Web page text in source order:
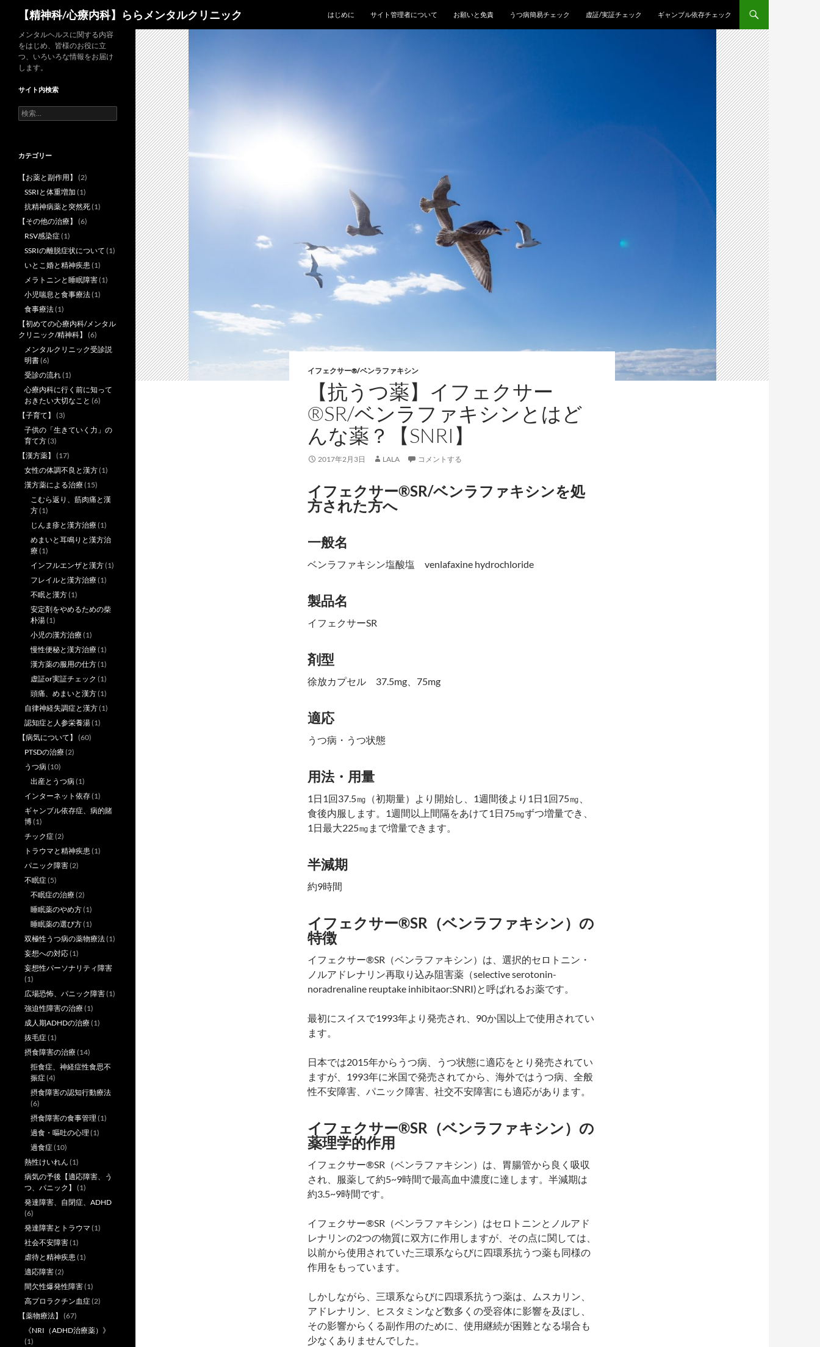
【精神科/心療内科】ららメンタルクリニック はじめに サイト管理者について お願いと免責 うつ病簡易チェック 虚証/実証チェック ギャンブル依存チェック
イフェクサー®/ベンラファキシン
【抗うつ薬】イフェクサー
®SR/ベンラファキシンとはど
んな薬？【SNRI】
2017年2月3日 LALA コメントする
イフェクサー®SR/ベンラファキシンを処
方された方へ
一般名
ベンラファキシン塩酸塩 venlafaxine hydrochloride
製品名
イフェクサーSR
剤型
徐放カプセル 37.5mg、75mg
適応
うつ病・うつ状態
用法・用量
1日1回37.5㎎（初期量）より開始し、1週間後より1日1回75㎎、
食後内服します。1週間以上間隔をあけて1日75㎎ずつ増量でき、
1日最大225㎎まで増量できます。
半減期
約9時間
イフェクサー®SR（ベンラファキシン）の
特徴
イフェクサー®SR（ベンラファキシン）は、選択的セロトニン・
ノルアドレナリン再取り込み阻害薬（selective serotonin-
noradrenaline reuptake inhibitaor:SNRI)と呼ばれるお薬です。
最初にスイスで1993年より発売され、90か国以上で使用されてい
ます。
日本では2015年からうつ病、うつ状態に適応をとり発売されてい
ますが、1993年に米国で発売されてから、海外ではうつ病、全般
性不安障害、パニック障害、社交不安障害にも適応があります。
イフェクサー®SR（ベンラファキシン）の
薬理学的作用
イフェクサー®SR（ベンラファキシン）は、胃腸管から良く吸収
され、服薬して約5~9時間で最高血中濃度に達します。半減期は
約3.5~9時間です。
イフェクサー®SR（ベンラファキシン）はセロトニンとノルアド
レナリンの2つの物質に双方に作用しますが、その点に関しては、
以前から使用されていた三環系ならびに四環系抗うつ薬も同様の
作用をもっています。
しかしながら、三環系ならびに四環系抗うつ薬は、ムスカリン、
アドレナリン、ヒスタミンなど数多くの受容体に影響を及ぼし、
その影響からくる副作用のために、使用継続が困難となる場合も
少なくありませんでした。
メンタルヘルスに関する内容
をはじめ、皆様のお役に立
つ、いろいろな情報をお届け
します。
サイト内検索
検
索:
カテゴリー
【お薬と副作用】
(2)
SSRIと体重増加 (1)
抗精神病薬と突然死(1)
【その他の治療】
(6)
RSV感染症(1)
SSRIの離脱症状について (1)
いとこ婚と精神疾患 (1)
メラトニンと睡眠障害(1)
小児喘息と食事療法(1)
食事療法(1)
【初めての心療内科/メンタル
クリニック/精神科】
(6)
メンタルクリニック受診説
明書(6)
受診の流れ(1)
心療内科に行く前に知って
おきたい大切なこと (6)
【子育て】
(3)
子供の「生きていく力」の
育て方(3)
【漢方薬】
(17)
女性の体調不良と漢方(1)
漢方薬による治療(15)
こむら返り、筋肉痛と漢
方(1)
じんま疹と漢方治療(1)
めまいと耳鳴りと漢方治
療(1)
インフルエンザと漢方(1)
フレイルと漢方治療(1)
不眠と漢方(1)
安定剤をやめるための柴
朴湯(1)
小児の漢方治療(1)
慢性便秘と漢方治療(1)
漢方薬の服用の仕方(1)
虚証or実証チェック (1)
頭痛、めまいと漢方(1)
自律神経失調症と漢方(1)
認知症と人参栄養湯(1)
【病気について】
(60)
PTSDの治療(2)
うつ病(10)
出産とうつ病(1)
インターネット依存(1)
ギャンブル依存症、病的賭
博(1)
チック症(2)
トラウマと精神疾患 (1)
パニック障害(2)
不眠症(5)
不眠症の治療(2)
睡眠薬のやめ方(1)
睡眠薬の選び方(1)
双極性うつ病の薬物療法(1)
妄想への対応(1)
妄想性パーソナリティ障害
(1)
広場恐怖、パニック障害(1)
強迫性障害の治療(1)
成人期ADHDの治療(1)
抜毛症(1)
摂食障害の治療(14)
拒食症、神経症性食思不
振症(4)
摂食障害の認知行動療法
(6)
摂食障害の食事管理 (1)
過食・嘔吐の心理 (1)
過食症(10)
熱性けいれん (1)
病気の予後【適応障害、う
つ、パニック】
(1)
発達障害、自閉症、ADHD
(6)
発達障害とトラウマ (1)
社会不安障害(1)
虐待と精神疾患 (1)
適応障害(2)
間欠性爆発性障害(1)
高プロラクチン血症(2)
【薬物療法】
(67)
《NRI（ADHD治療薬）》
(1)